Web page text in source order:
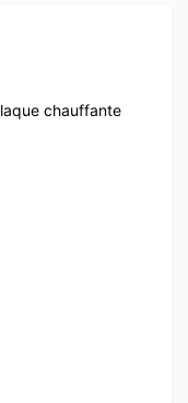
chauffante